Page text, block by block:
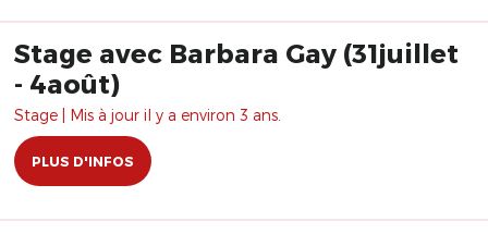
Stage avec Barbara Gay (31juillet
- 4août)
Stage | Mis à jour il y a environ 3 ans.
PLUS D'INFOS